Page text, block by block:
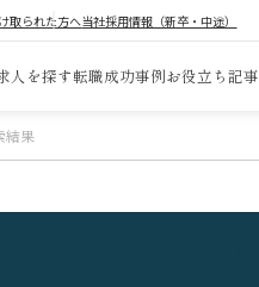
取られた方へ当社採用情報（新卒・中途）
人を探す転職成功事例お役立ち記事
結果